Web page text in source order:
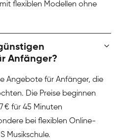
flexiblen Modellen ohne
Anfänger?
Angebote für Anfänger, die
Die Preise beginnen
€ für 45 Minuten
bei flexiblen Online-
Musikschule.